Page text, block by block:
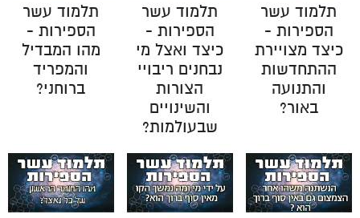
תלמוד עשר
הספירות -
מהו המבדיל
והמפריד
ברוחני?
תלמוד עשר
הספירות -
כיצד ואצל מי
נבחנים ריבויי
הצורות
והשינויים
שבעולמות?
תלמוד עשר
הספירות -
כיצד מצויירת
ההתחדשות
והתנועה
באור?